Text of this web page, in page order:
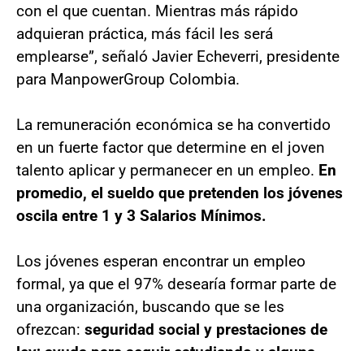
con el que cuentan. Mientras más rápido
adquieran práctica, más fácil les será
emplearse”, señaló Javier Echeverri, presidente
para ManpowerGroup Colombia.
La remuneración económica se ha convertido
en un fuerte factor que determine en el joven
talento aplicar y permanecer en un empleo. En
promedio, el sueldo que pretenden los jóvenes
oscila entre 1 y 3 Salarios Mínimos.
Los jóvenes esperan encontrar un empleo
formal, ya que el 97% desearía formar parte de
una organización, buscando que se les
ofrezcan: seguridad social y prestaciones de